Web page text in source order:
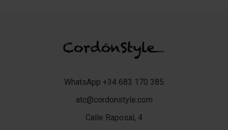
WhatsApp +34 683 170 385
atc@cordonstyle.com
Calle Raposal, 4